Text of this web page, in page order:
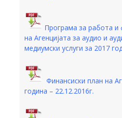
Програма за работа и
на Агенцијата за аудио и
медиумски услуги за 2017
Финансиски план на
година – 22.12.2016г.